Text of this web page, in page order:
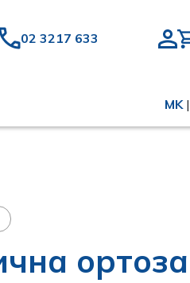
02 3217 633
MK|